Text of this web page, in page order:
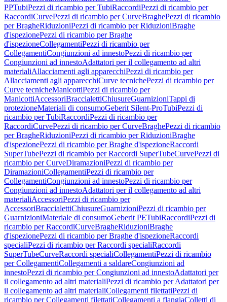
PPTubiPezzi di ricambio per TubiRaccordiPezzi di ricambio per
RaccordiCurvePezzi di ricambio per CurveBraghePezzi di ricambio
per BragheRiduzioniPezzi di ricambio per RiduzioniBraghe
d'ispezionePezzi di ricambio per Braghe
d'ispezioneCollegamentiPezzi di ricambio per
CollegamentiCongiunzioni ad innestoPezzi di ricambio per
Congiunzioni ad innestoAdattatori per il collegamento ad altri
materialiAllacciamenti agli apparecchiPezzi di ricambio per
Allacciamenti agli apparecchiCurve tecnichePezzi di ricambio per
Curve tecnicheManicottiPezzi di ricambio per
ManicottiAccessoriBraccialettiChiusureGuarnizioniTappi di
protezioneMateriali di consumoGeberit Silent-ProTubiPezzi di
ricambio per TubiRaccordiPezzi di ricambio per
RaccordiCurvePezzi di ricambio per CurveBraghePezzi di ricambio
per BragheRiduzioniPezzi di ricambio per RiduzioniBraghe
d'ispezionePezzi di ricambio per Braghe d'ispezioneRaccordi
SuperTubePezzi di ricambio per Raccordi SuperTubeCurvePezzi di
ricambio per CurveDiramazioniPezzi di ricambio per
DiramazioniCollegamentiPezzi di ricambio per
CollegamentiCongiunzioni ad innestoPezzi di ricambio per
Congiunzioni ad innestoAdattatori per il collegamento ad altri
materialiAccessoriPezzi di ricambio per
AccessoriBraccialettiChiusureGuarnizioniPezzi di ricambio per
GuarnizioniMateriale di consumoGeberit PETubiRaccordiPezzi di
ricambio per RaccordiCurveBragheRiduzioniBraghe
d'ispezionePezzi di ricambio per Braghe d'ispezioneRaccordi
specialiPezzi di ricambio per Raccordi specialiRaccordi
SuperTubeCurveRaccordi specialiCollegamentiPezzi di ricambio
per CollegamentiCollegamenti a saldareCongiunzioni ad
innestoPezzi di ricambio per Congiunzioni ad innestoAdattatori per
il collegamento ad altri materialiPezzi di ricambio per Adattatori per
il collegamento ad altri materialiCollegamenti filettatiPezzi di
ricambio per Collegamenti filettatiCollegamenti a flangiaColletti di